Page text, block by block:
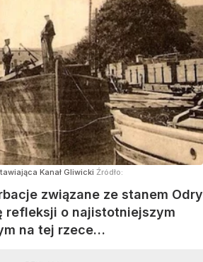
Kanał Gliwicki Źródło:
związane ze stanem Odry
refleksji o najistotniejszym
na tej rzece…